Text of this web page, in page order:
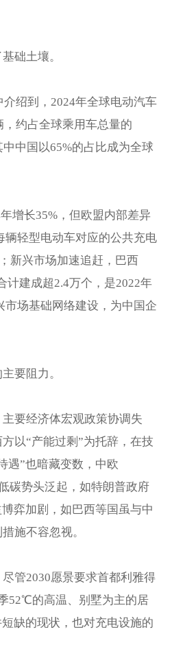
础土壤。
绍到，2024年全球电动汽车
约占全球乘用车总量的
中国以65%的占比成为全球
增长35%，但欧盟内部差异
辆轻型电动车对应的公共充电
新兴市场加速追赶，巴西
计建成超2.4万个，是2022年
市场基础网络建设，为中国企
要阻力。
要经济体宏观政策协调失
以“产能过剩”为托辞，在技
遇”也暗藏变数，中欧
碳势头泛起，如特朗普政府
弈加剧，如巴西等国虽与中
施不容忽视。
管2030愿景要求首都利雅得
52℃的高温、别墅为主的居
缺的现状，也对充电设施的